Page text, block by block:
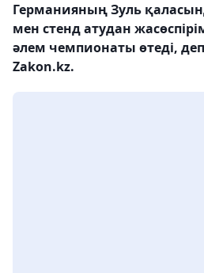
Германияның Зуль
мен стенд атудан
әлем чемпионаты өтеді,
Zakon.kz.